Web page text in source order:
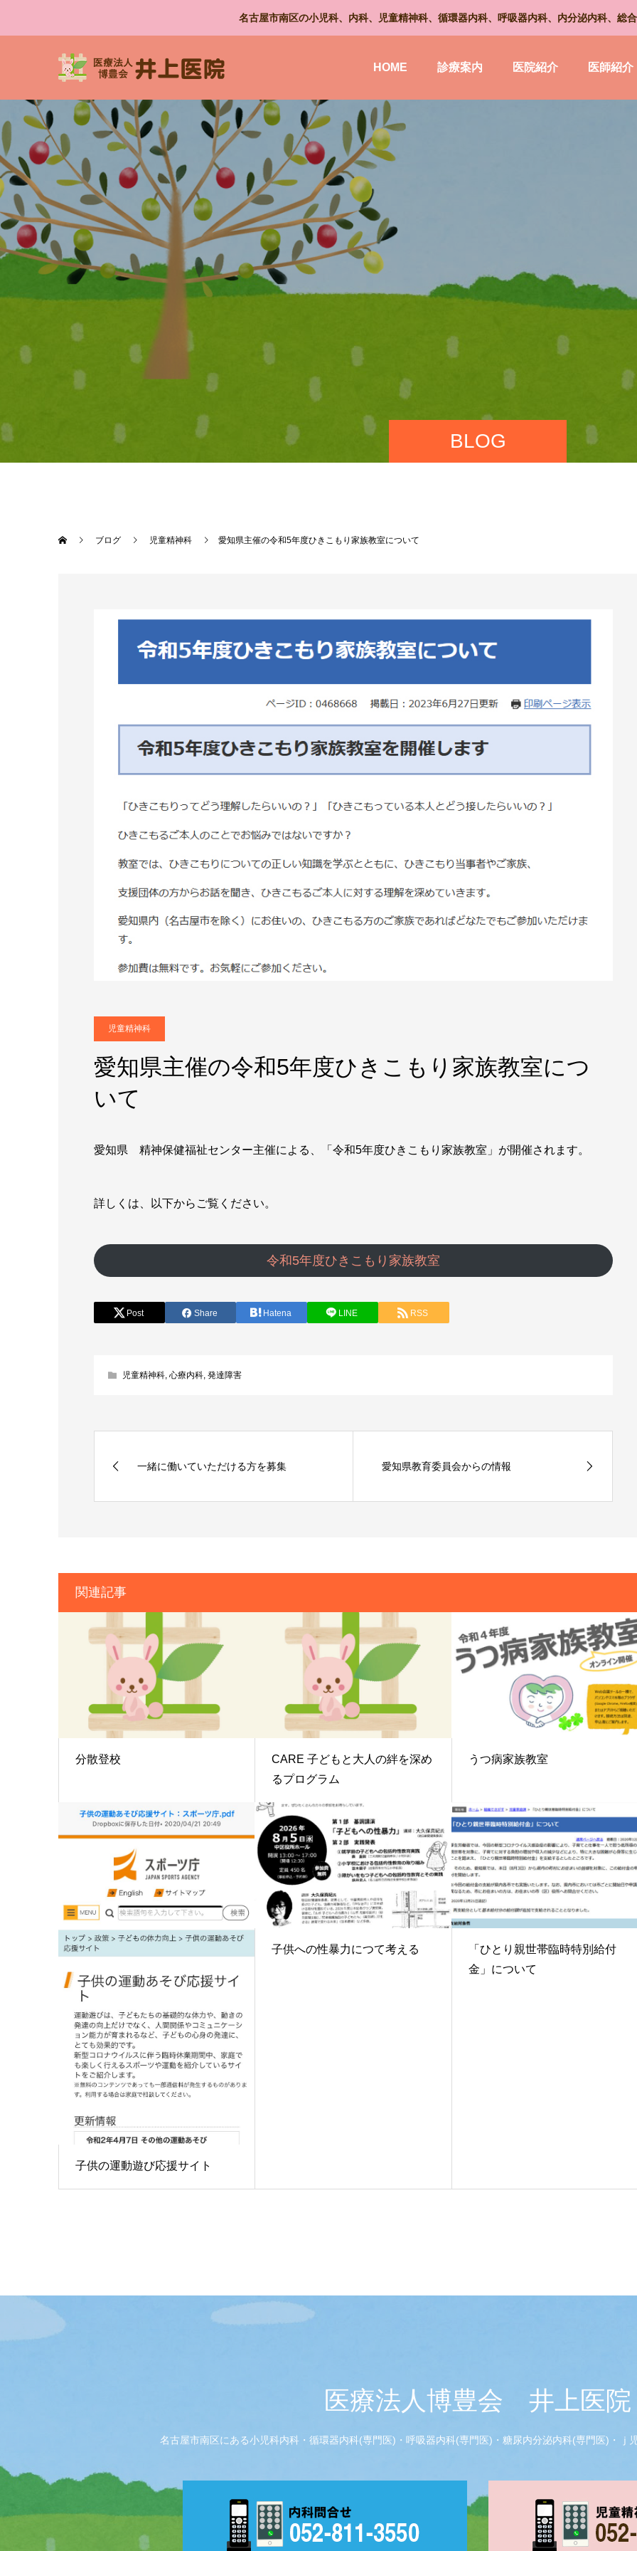
名古屋市南区の小児科、内科、児童精神科、循環器内科、呼吸器内科、内分泌内科、総
HOME 診療案内 医院紹介 医師紹介
BLOG
ブログ 児童精神科 愛知県主催の令和5年度ひきこもり家族教室について
児童精神科
愛知県主催の令和5年度ひきこもり家族教室につ
いて
愛知県 精神保健福祉センター主催による、「令和5年度ひきこもり家族教室」が開催されます。
詳しくは、以下からご覧ください。
令和5年度ひきこもり家族教室
Post Share Hatena LINE RSS
児童精神科, 心療内科, 発達障害
一緒に働いていただける方を募集 愛知県教育委員会からの情報
関連記事
分散登校
CARE 子どもと大人の絆を深め
るプログラム
うつ病家族教室
子供の運動遊び応援サイト
子供への性暴力につて考える
「ひとり親世帯臨時特別給付
金」について
医療法人博豊会 井上医院
名古屋市南区にある小児科内科・循環器内科(専門医)・呼吸器内科(専門医)・糖尿内分泌内科(専門医)・ｊ